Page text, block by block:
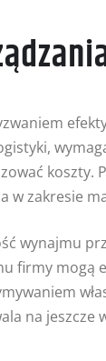
koszty.
w zakresie
wynajmu
firmy mogą
na jeszcze